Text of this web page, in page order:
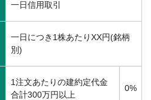
一日信用取引
一日につき1株あたりXX円(銘柄
別)
1注文あたりの建約定代金
合計300万円以上
0%